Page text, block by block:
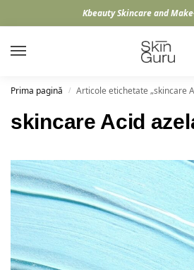
Kbeauty Skincare and
Prima pagină / Articole etichetate „skincare
skincare Acid